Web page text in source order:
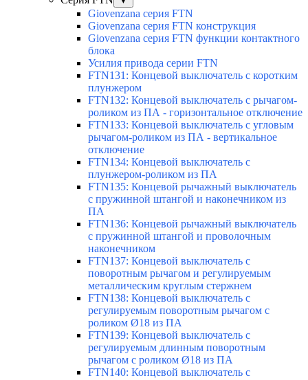
Giovenzana серия FTN
Giovenzana серия FTN конструкция
Giovenzana серия FTN функции контактного
блока
Усилия привода серии FTN
FTN131: Концевой выключатель с коротким
плунжером
FTN132: Концевой выключатель с рычагом-
роликом из ПА - горизонтальное отключение
FTN133: Концевой выключатель с угловым
рычагом-роликом из ПА - вертикальное
отключение
FTN134: Концевой выключатель с
плунжером-роликом из ПА
FTN135: Концевой рычажный выключатель
с пружинной штангой и наконечником из
ПА
FTN136: Концевой рычажный выключатель
с пружинной штангой и проволочным
наконечником
FTN137: Концевой выключатель с
поворотным рычагом и регулируемым
металлическим круглым стержнем
FTN138: Концевой выключатель с
регулируемым поворотным рычагом с
роликом Ø18 из ПА
FTN139: Концевой выключатель с
регулируемым длинным поворотным
рычагом с роликом Ø18 из ПА
FTN140: Концевой выключатель с